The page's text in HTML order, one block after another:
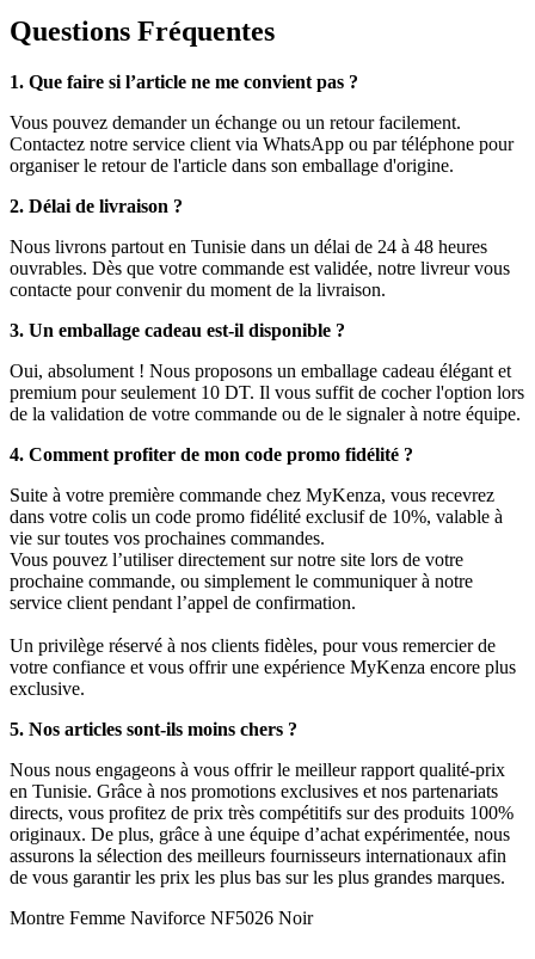
Questions Fréquentes
1. Que faire si l’article ne me convient pas ?
Vous pouvez demander un échange ou un retour facilement.
Contactez notre service client via WhatsApp ou par téléphone pour
organiser le retour de l'article dans son emballage d'origine.
2. Délai de livraison ?
Nous livrons partout en Tunisie dans un délai de 24 à 48 heures
ouvrables. Dès que votre commande est validée, notre livreur vous
contacte pour convenir du moment de la livraison.
3. Un emballage cadeau est-il disponible ?
Oui, absolument ! Nous proposons un emballage cadeau élégant et
premium pour seulement 10 DT. Il vous suffit de cocher l'option lors
de la validation de votre commande ou de le signaler à notre équipe.
4. Comment profiter de mon code promo fidélité ?
Suite à votre première commande chez MyKenza, vous recevrez
dans votre colis un code promo fidélité exclusif de 10%, valable à
vie sur toutes vos prochaines commandes.
Vous pouvez l’utiliser directement sur notre site lors de votre
prochaine commande, ou simplement le communiquer à notre
service client pendant l’appel de confirmation.
Un privilège réservé à nos clients fidèles, pour vous remercier de
votre confiance et vous offrir une expérience MyKenza encore plus
exclusive.
5. Nos articles sont-ils moins chers ?
Nous nous engageons à vous offrir le meilleur rapport qualité-prix
en Tunisie. Grâce à nos promotions exclusives et nos partenariats
directs, vous profitez de prix très compétitifs sur des produits 100%
originaux. De plus, grâce à une équipe d’achat expérimentée, nous
assurons la sélection des meilleurs fournisseurs internationaux afin
de vous garantir les prix les plus bas sur les plus grandes marques.
Montre Femme Naviforce NF5026 Noir